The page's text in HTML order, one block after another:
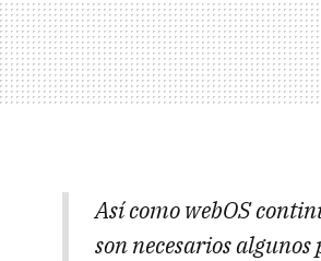
Así como webOS
son necesarios